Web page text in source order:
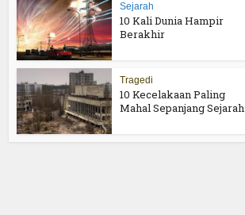
Sejarah
10 Kali Dunia Hampir
Berakhir
Tragedi
10 Kecelakaan Paling
Mahal Sepanjang Sejarah